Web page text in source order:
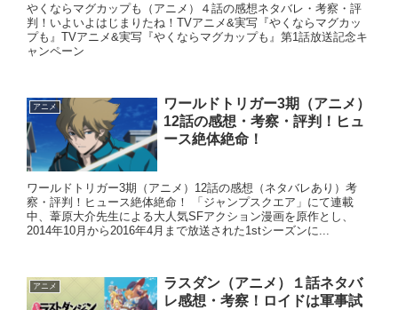
やくならマグカップも（アニメ）４話の感想ネタバレ・考察・評
判！いよいよはじまりたね！TVアニメ&実写『やくならマグカッ
プも』TVアニメ&実写『やくならマグカップも』第1話放送記念キ
ャンペーン
アニメ
ワールドトリガー3期（アニメ）
12話の感想・考察・評判！ヒュ
ース絶体絶命！
ワールドトリガー3期（アニメ）12話の感想（ネタバレあり）考
察・評判！ヒュース絶体絶命！ 「ジャンプスクエア」にて連載
中、葦原大介先生による大人気SFアクション漫画を原作とし、
2014年10月から2016年4月まで放送された1stシーズンに...
アニメ
ラスダン（アニメ）１話ネタバ
レ感想・考察！ロイドは軍事試